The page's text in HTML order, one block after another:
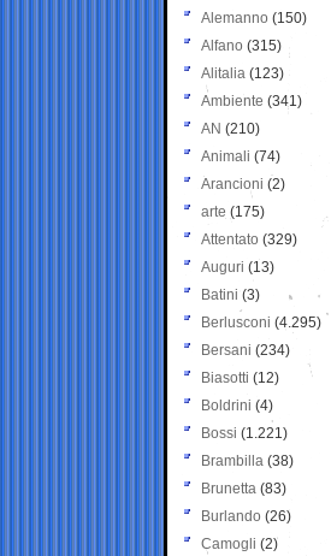
Alemanno (150)
Alfano (315)
Alitalia (123)
Ambiente (341)
AN (210)
Animali (74)
Arancioni (2)
arte (175)
Attentato (329)
Auguri (13)
Batini (3)
Berlusconi (4.295)
Bersani (234)
Biasotti (12)
Boldrini (4)
Bossi (1.221)
Brambilla (38)
Brunetta (83)
Burlando (26)
Camogli (2)